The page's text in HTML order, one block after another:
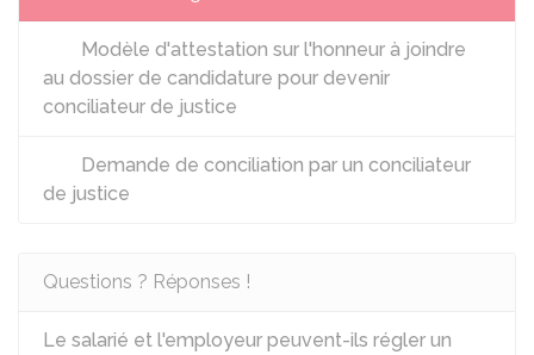
Modèle d'attestation sur l'honneur à joindre
au dossier de candidature pour devenir
conciliateur de justice
Demande de conciliation par un conciliateur
de justice
Questions ? Réponses !
Le salarié et l'employeur peuvent-ils régler un